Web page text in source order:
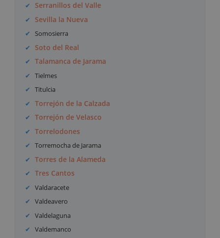
Serranillos del Valle
Sevilla la Nueva
Somosierra
Soto del Real
Talamanca de Jarama
Tielmes
Titulcia
Torrejón de la Calzada
Torrejón de Velasco
Torrelodones
Torremocha de Jarama
Torres de la Alameda
Tres Cantos
Valdaracete
Valdeavero
Valdelaguna
Valdemanco